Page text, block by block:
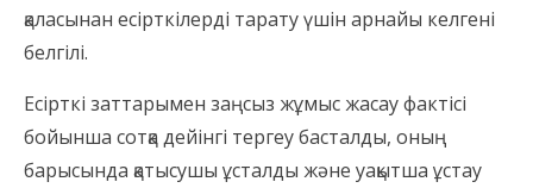
қаласынан есірткілерді тарату үшін арнайы келгені
белгілі.
Есірткі заттарымен заңсыз жұмыс жасау фактісі
бойынша сотқа дейінгі тергеу басталды, оның
барысында қатысушы ұсталды және уақытша ұстау